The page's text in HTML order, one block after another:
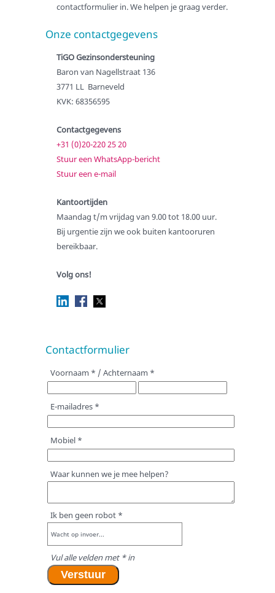
contactformulier in. We helpen je graag verder.
Onze contactgegevens
TiGO Gezinsondersteuning
Baron van Nagellstraat 136
3771 LL Barneveld
KVK: 68356595
Contactgegevens
+31 (0)20-220 25 20
Stuur een WhatsApp-bericht
Stuur een e-mail
Kantoortijden
Maandag t/m vrijdag van 9.00 tot 18.00 uur.
Bij urgentie zijn we ook buiten kantooruren
bereikbaar.
Volg ons!
Contactformulier
Voornaam * / Achternaam *
E-mailadres *
Mobiel *
Waar kunnen we je mee helpen?
Ik ben geen robot *
Wacht op invoer...
Vul alle velden met * in
Verstuur
Bij wet- en regelgeving
Voor verwijzers
Toekomstbestendige zorg
Samenwerking met gemeenten
Interventies
Kwaliteit en veiligheid
Fraudebeleid
Aanmelden
Over TiGO
Missie en visie
Over Marjolein
Samenwerken
Kwalitatieve zorg
Veiligheid en klachten
Ambities voor 2025
Verantwoording
Aanmelden
Ouders
Jongeren
Verwijzers
Zorg via ZIN
PGB aanvragen
Particuliere zorg
De Jeugdwet